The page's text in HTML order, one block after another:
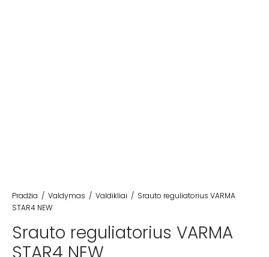
Pradžia / Valdymas / Valdikliai / Srauto reguliatorius VARMA
STAR4 NEW
Srauto reguliatorius VARMA